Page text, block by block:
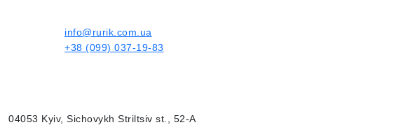
info@rurik.com.ua
+38 (099) 037-19-83
04053 Kyiv, Sichovykh Striltsiv st., 52-A